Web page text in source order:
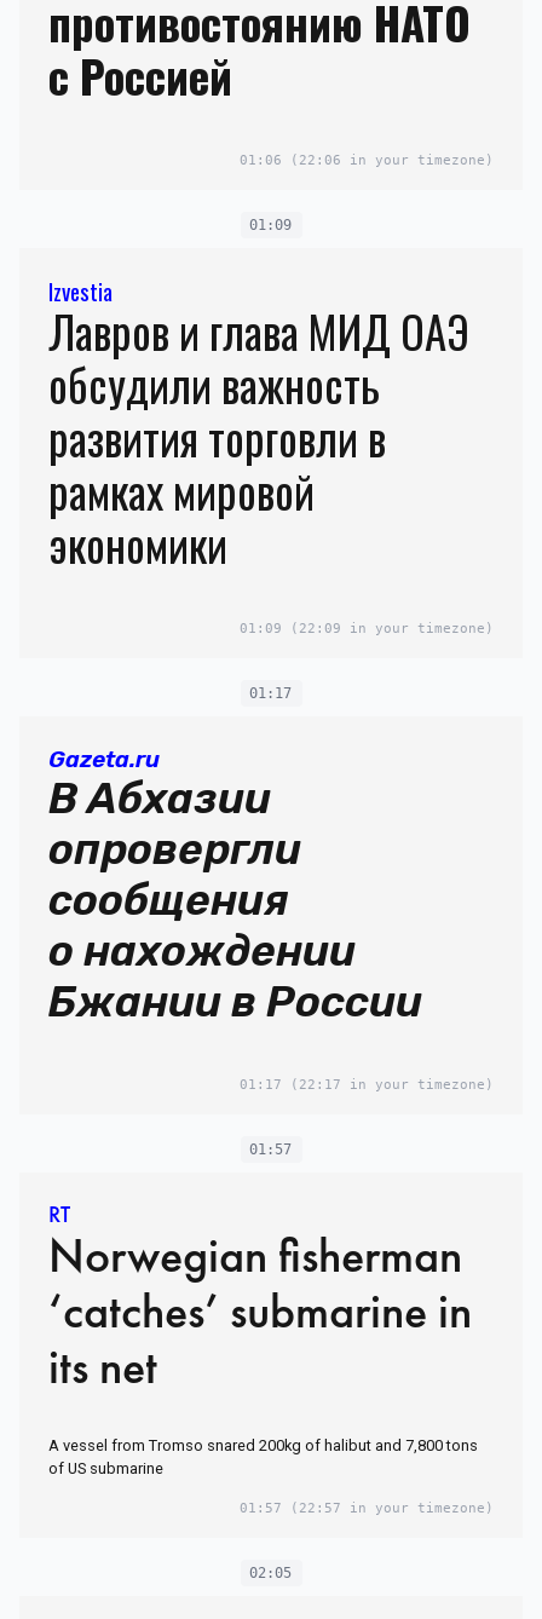
противостоянию НАТО
с Россией
01:06 (22:06 in your timezone)
01:09
Izvestia
Лавров и глава МИД ОАЭ
обсудили важность
развития торговли в
рамках мировой
экономики
01:09 (22:09 in your timezone)
01:17
Gazeta.ru
В Абхазии
опровергли
сообщения
о нахождении
Бжании в России
01:17 (22:17 in your timezone)
01:57
RT
Norwegian fisherman
‘catches’ submarine in
its net
A vessel from Tromso snared 200kg of halibut and 7,800 tons
of US submarine
01:57 (22:57 in your timezone)
02:05